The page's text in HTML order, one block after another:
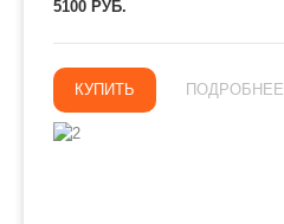
5100 РУБ.
КУПИТЬ ПОДРОБНЕЕ